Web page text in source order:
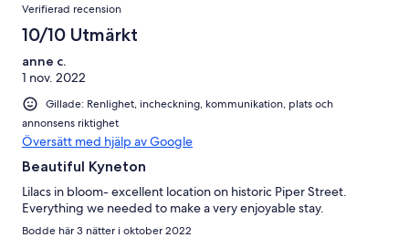
Verifierad recension
10/10 Utmärkt
anne c.
1 nov. 2022
Gillade: Renlighet, incheckning, kommunikation, plats och
annonsens riktighet
Översätt med hjälp av Google
Beautiful Kyneton
Lilacs in bloom- excellent location on historic Piper Street.
Everything we needed to make a very enjoyable stay.
Bodde här 3 nätter i oktober 2022